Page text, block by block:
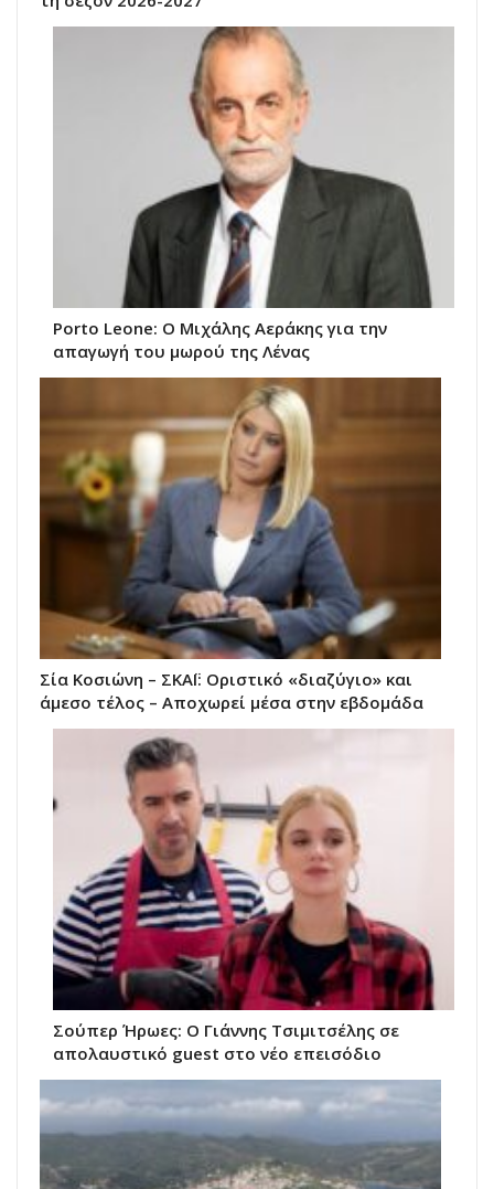
Porto Leone: Ο Μιχάλης Αεράκης για την
απαγωγή του μωρού της Λένας
Σία Κοσιώνη – ΣΚΑΪ: Οριστικό «διαζύγιο» και
άμεσο τέλος – Αποχωρεί μέσα στην εβδομάδα
Σούπερ Ήρωες: Ο Γιάννης Τσιμιτσέλης σε
απολαυστικό guest στο νέο επεισόδιο